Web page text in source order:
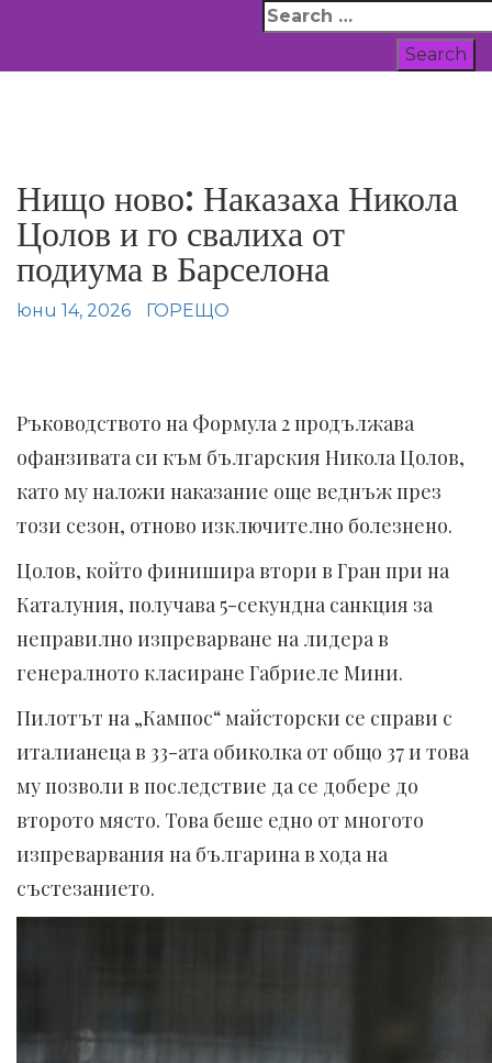
Search
for:
Нищо ново: Наказаха Никола
Цолов и го свалиха от
подиума в Барселона
юни 14, 2026 ГОРЕЩО
Ръководството на Формула 2 продължава
офанзивата си към българския Никола Цолов,
като му наложи наказание още веднъж през
този сезон, отново изключително болезнено.
Цолов, който финишира втори в Гран при на
Каталуния, получава 5-секундна санкция за
неправилно изпреварване на лидера в
генералното класиране Габриеле Мини.
Пилотът на „Кампос“ майсторски се справи с
италианеца в 33-ата обиколка от общо 37 и това
му позволи в последствие да се добере до
второто място. Това беше едно от многото
изпреварвания на българина в хода на
състезанието.